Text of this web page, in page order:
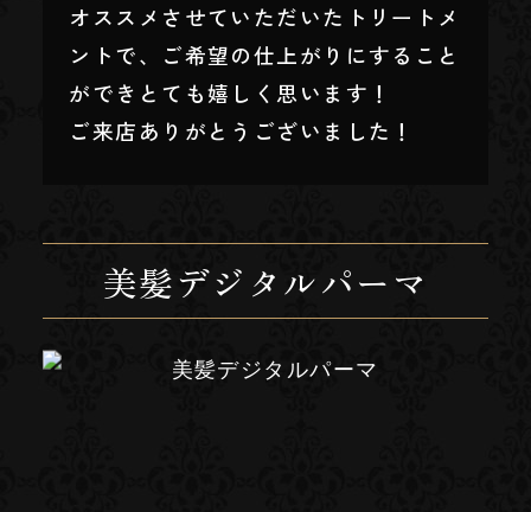
オススメさせていただいたトリートメ
ントで、ご希望の仕上がりにすること
ができとても嬉しく思います！
ご来店ありがとうございました！
美髪デジタルパーマ